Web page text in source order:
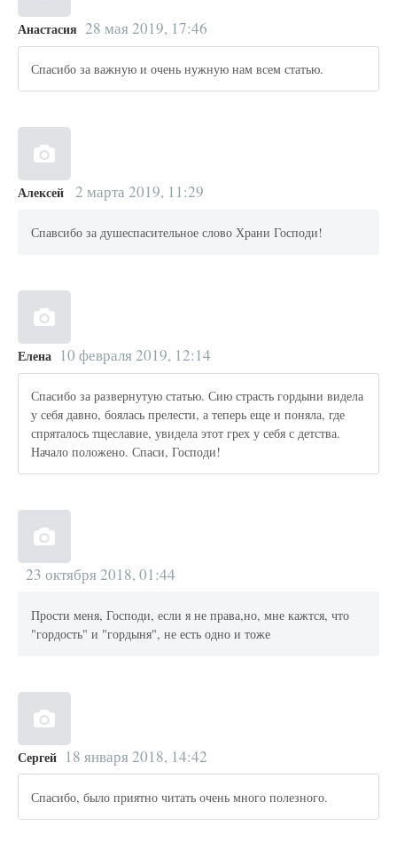
Анастасия 28 мая 2019, 17:46
Спасибо за важную и очень нужную нам всем статью.
Алексей 2 марта 2019, 11:29
Спавсибо за душеспасительное слово Храни Господи!
Елена 10 февраля 2019, 12:14
Спасибо за развернутую статью. Сию страсть гордыни видела
у себя давно, боялась прелести, а теперь еще и поняла, где
спряталось тщеславие, увидела этот грех у себя с детства.
Начало положено. Спаси, Господи!
23 октября 2018, 01:44
Прости меня, Господи, если я не права,но, мне кажтся, что
"гордость" и "гордыня", не есть одно и тоже
Сергей 18 января 2018, 14:42
Спасибо, было приятно читать очень много полезного.